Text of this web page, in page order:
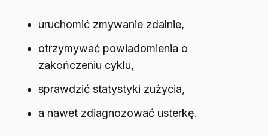
uruchomić zmywanie zdalnie,
otrzymywać powiadomienia o
zakończeniu cyklu,
sprawdzić statystyki zużycia,
a nawet zdiagnozować usterkę.